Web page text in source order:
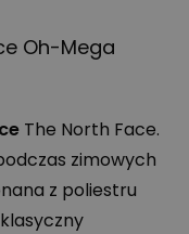
Oh-Mega
The North Face.
zimowych
z poliestru